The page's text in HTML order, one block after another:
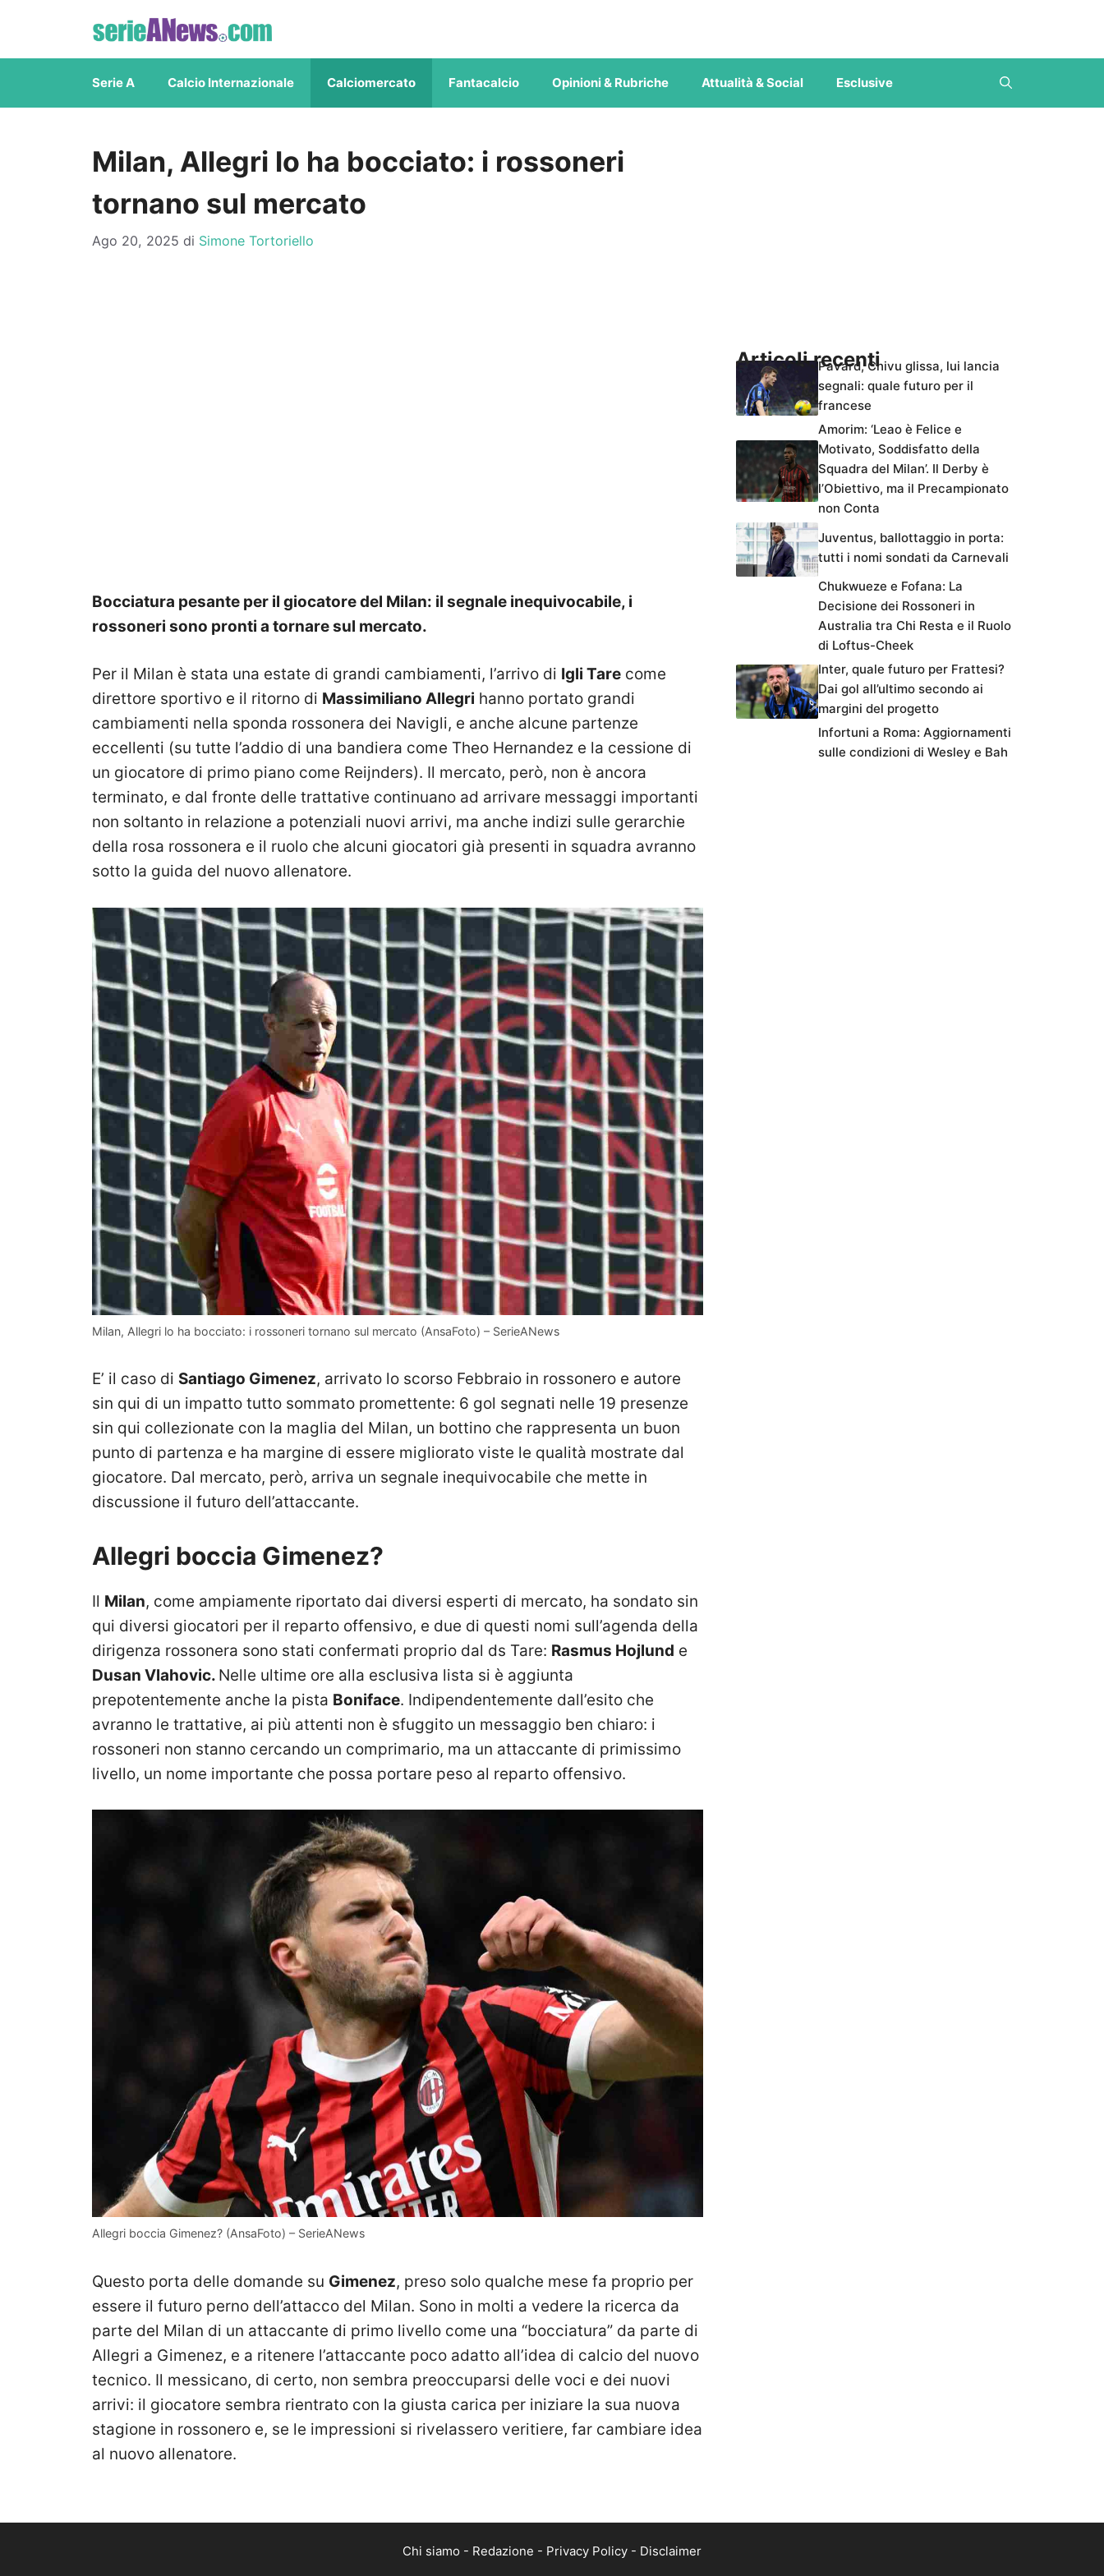
contenuto
Serie A Calcio Internazionale Calciomercato Fantacalcio Opinioni & Rubriche Attualità & Social Esclusive
Milan, Allegri lo ha bocciato: i rossoneri
tornano sul mercato
Ago 20, 2025 di Simone Tortoriello
Bocciatura pesante per il giocatore del Milan: il segnale inequivocabile, i
rossoneri sono pronti a tornare sul mercato.
Per il Milan è stata una estate di grandi cambiamenti, l’arrivo di Igli Tare come
direttore sportivo e il ritorno di Massimiliano Allegri hanno portato grandi
cambiamenti nella sponda rossonera dei Navigli, e anche alcune partenze
eccellenti (su tutte l’addio di una bandiera come Theo Hernandez e la cessione di
un giocatore di primo piano come Reijnders). Il mercato, però, non è ancora
terminato, e dal fronte delle trattative continuano ad arrivare messaggi importanti
non soltanto in relazione a potenziali nuovi arrivi, ma anche indizi sulle gerarchie
della rosa rossonera e il ruolo che alcuni giocatori già presenti in squadra avranno
sotto la guida del nuovo allenatore.
Milan, Allegri lo ha bocciato: i rossoneri tornano sul mercato (AnsaFoto) – SerieANews
E’ il caso di Santiago Gimenez, arrivato lo scorso Febbraio in rossonero e autore
sin qui di un impatto tutto sommato promettente: 6 gol segnati nelle 19 presenze
sin qui collezionate con la maglia del Milan, un bottino che rappresenta un buon
punto di partenza e ha margine di essere migliorato viste le qualità mostrate dal
giocatore. Dal mercato, però, arriva un segnale inequivocabile che mette in
discussione il futuro dell’attaccante.
Allegri boccia Gimenez?
Il Milan, come ampiamente riportato dai diversi esperti di mercato, ha sondato sin
qui diversi giocatori per il reparto offensivo, e due di questi nomi sull’agenda della
dirigenza rossonera sono stati confermati proprio dal ds Tare: Rasmus Hojlund e
Dusan Vlahovic. Nelle ultime ore alla esclusiva lista si è aggiunta
prepotentemente anche la pista Boniface. Indipendentemente dall’esito che
avranno le trattative, ai più attenti non è sfuggito un messaggio ben chiaro: i
rossoneri non stanno cercando un comprimario, ma un attaccante di primissimo
livello, un nome importante che possa portare peso al reparto offensivo.
Allegri boccia Gimenez? (AnsaFoto) – SerieANews
Questo porta delle domande su Gimenez, preso solo qualche mese fa proprio per
essere il futuro perno dell’attacco del Milan. Sono in molti a vedere la ricerca da
parte del Milan di un attaccante di primo livello come una “bocciatura” da parte di
Allegri a Gimenez, e a ritenere l’attaccante poco adatto all’idea di calcio del nuovo
tecnico. Il messicano, di certo, non sembra preoccuparsi delle voci e dei nuovi
arrivi: il giocatore sembra rientrato con la giusta carica per iniziare la sua nuova
stagione in rossonero e, se le impressioni si rivelassero veritiere, far cambiare idea
al nuovo allenatore.
Articoli recentiPavard, Chivu glissa, lui lancia
segnali: quale futuro per il
francese
Amorim: ‘Leao è Felice e
Motivato, Soddisfatto della
Squadra del Milan’. Il Derby è
l’Obiettivo, ma il Precampionato
non Conta
Juventus, ballottaggio in porta:
tutti i nomi sondati da Carnevali
Chukwueze e Fofana: La
Decisione dei Rossoneri in
Australia tra Chi Resta e il Ruolo
di Loftus-Cheek
Inter, quale futuro per Frattesi?
Dai gol all’ultimo secondo ai
margini del progetto
Infortuni a Roma: Aggiornamenti
sulle condizioni di Wesley e Bah
Chi siamo - Redazione - Privacy Policy - Disclaimer